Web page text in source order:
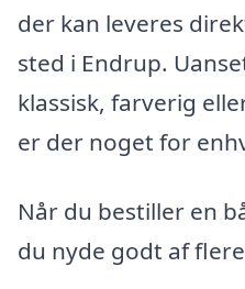
der kan leveres
sted i Endrup.
klassisk, farverig
er der noget for
Når du bestiller en
du nyde godt af